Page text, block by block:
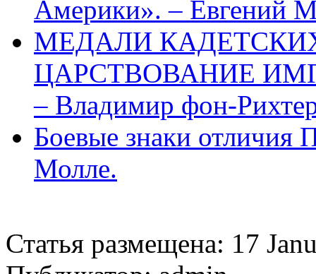
Америки». – Евгений
МЕДАЛИ
ЦАРСТВОВАНИЕ
– Владимир фон-
Боевые знаки отличия
Молле.
Статья размещена: 17